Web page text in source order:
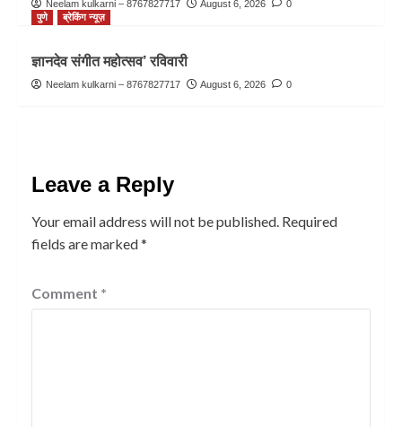
Neelam kulkarni – 8767827717 August 6, 2026
0
पुणे
ब्रेकिंग न्यूज़
ज्ञानदेव संगीत महोत्सव’ रविवारी
Neelam kulkarni – 8767827717 August 6, 2026 0
Leave a Reply
Your email address will not be published. Required
fields are marked*
Comment *